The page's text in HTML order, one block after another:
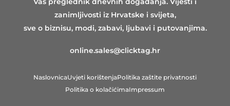
zanimljivosti iz Hrvatske i svijeta,
sve o biznisu, modi, zabavi, ljubavi i putovanjima.
online.sales@clicktag.hr
NaslovnicaUvjeti korištenjaPolitika zaštite privatnosti
Politika o kolačićimaImpressum